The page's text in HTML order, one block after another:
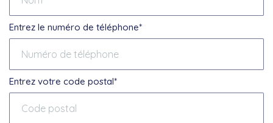
Entrez le numéro de téléphone*
Entrez votre code postal*